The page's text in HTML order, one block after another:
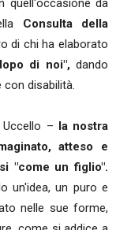
quell'occasione da
Consulta della
di chi ha elaborato
di noi",dando
disabilità.
– la nostra
atteso e
"come un figlio".
un'idea, un puro e
nelle sue forme,